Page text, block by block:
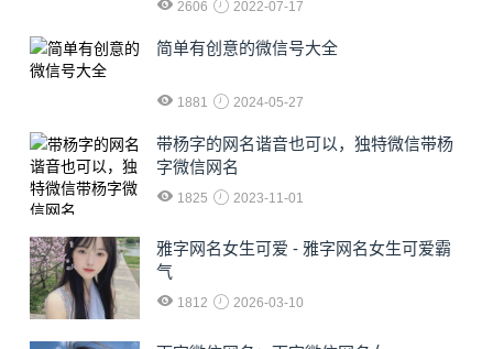
2606 2022-07-17
简单有创意的微信号大全
1881 2024-05-27
​带杨字的网名谐音也可以，独特微信带杨
字微信网名
1825 2023-11-01
雅字网名女生可爱 - 雅字网名女生可爱霸
气
1812 2026-03-10